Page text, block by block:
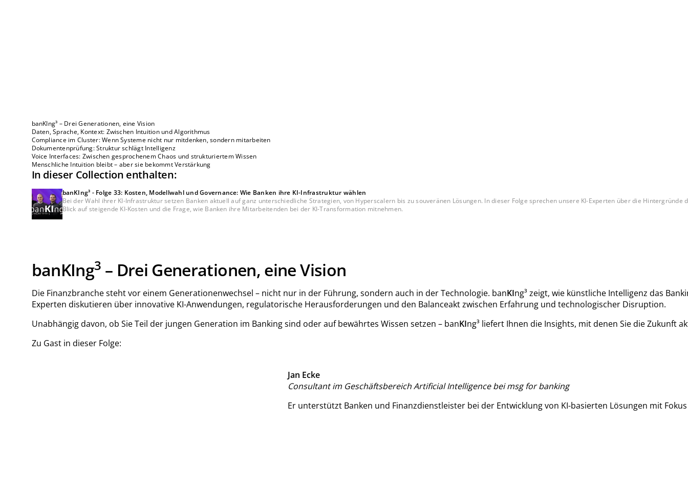
banKIng³ – Drei Generationen, eine Vision
Daten, Sprache, Kontext: Zwischen Intuition und Algorithmus
Compliance im Cluster: Wenn Systeme nicht nur mitdenken, sondern mitarbeiten
Dokumentenprüfung: Struktur schlägt Intelligenz
Voice Interfaces: Zwischen gesprochenem Chaos und strukturiertem Wissen
Menschliche Intuition bleibt – aber sie bekommt Verstärkung
In dieser Collection enthalten:
banKIng³ - Folge 33: Kosten, Modellwahl und Governance: Wie Banken ihre KI-Infrastruktur wählen
Bei der Wahl ihrer KI-Infrastruktur setzen Banken aktuell auf ganz unterschiedliche Strategien, von Hyperscalern bis zu souveränen Lösungen. In dieser Folge sprechen unsere KI-Experten über die
Blick auf steigende KI-Kosten und die Frage, wie Banken ihre Mitarbeitenden bei der KI-Transformation mitnehmen.
banKIng3 – Drei Generationen, eine Vision
Die Finanzbranche steht vor einem Generationenwechsel – nicht nur in der Führung, sondern auch in der Technologie. banKIng³ zeigt, wie künstliche Intelligenz das
Experten diskutieren über innovative KI-Anwendungen, regulatorische Herausforderungen und den Balanceakt zwischen Erfahrung und technologischer Disruption.
Unabhängig davon, ob Sie Teil der jungen Generation im Banking sind oder auf bewährtes Wissen setzen – banKIng³ liefert Ihnen die Insights, mit denen Sie die Zukunft
Zu Gast in dieser Folge:
Jan Ecke
Consultant im Geschäftsbereich Artificial Intelligence bei msg for banking
Er unterstützt Banken und Finanzdienstleister bei der Entwicklung von KI-basierten Lösungen mit